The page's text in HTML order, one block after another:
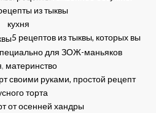
из тыквы
кухня
5 рецептов из тыквы, которых вы
для ЗОЖ-маньяков
, материнство
от осенней хандры